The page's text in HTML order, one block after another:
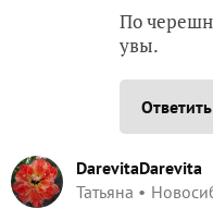
По
увы.
Ответить
DarevitaDarevita
Татьяна